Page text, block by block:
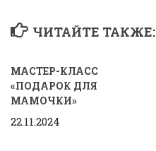
ЧИТАЙТЕ ТАКЖЕ:
МАСТЕР-КЛАСС
«ПОДАРОК ДЛЯ
МАМОЧКИ»
22.11.2024